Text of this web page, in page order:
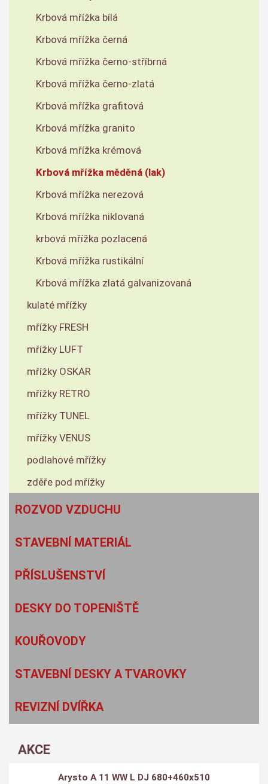
Krbová mřížka bílá
Krbová mřížka černá
Krbová mřížka černo-stříbrná
Krbová mřížka černo-zlatá
Krbová mřížka grafitová
Krbová mřížka granito
Krbová mřížka krémová
Krbová mřížka měděná (lak)
Krbová mřížka nerezová
Krbová mřížka niklovaná
krbová mřížka pozlacená
Krbová mřížka rustikální
Krbová mřížka zlatá galvanizovaná
kulaté mřížky
mřížky FRESH
mřížky LUFT
mřížky OSKAR
mřížky RETRO
mřížky TUNEL
mřížky VENUS
podlahové mřížky
zděře pod mřížky
ROZVOD VZDUCHU
STAVEBNÍ MATERIÁL
PŘÍSLUŠENSTVÍ
DESKY DO TOPENIŠTĚ
KOUŘOVODY
STAVEBNÍ DESKY A TVAROVKY
REVIZNÍ DVÍŘKA
AKCE
Arysto A 11 WW L DJ 680+460x510